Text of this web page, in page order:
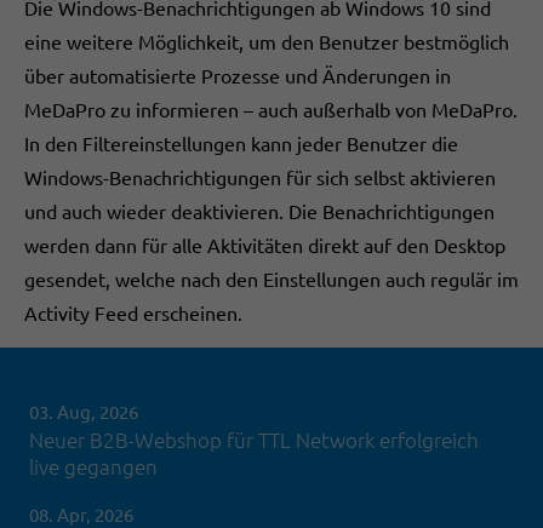
Die Windows-Benachrichtigungen ab Windows 10 sind
eine weitere Möglichkeit, um den Benutzer bestmöglich
über automatisierte Prozesse und Änderungen in
MeDaPro zu informieren – auch außerhalb von MeDaPro.
In den Filtereinstellungen kann jeder Benutzer die
Windows-Benachrichtigungen für sich selbst aktivieren
und auch wieder deaktivieren. Die Benachrichtigungen
werden dann für alle Aktivitäten direkt auf den Desktop
gesendet, welche nach den Einstellungen auch regulär im
Activity Feed erscheinen.
03. Aug, 2026
Neuer B2B-Webshop für TTL Network erfolgreich
live gegangen
08. Apr, 2026